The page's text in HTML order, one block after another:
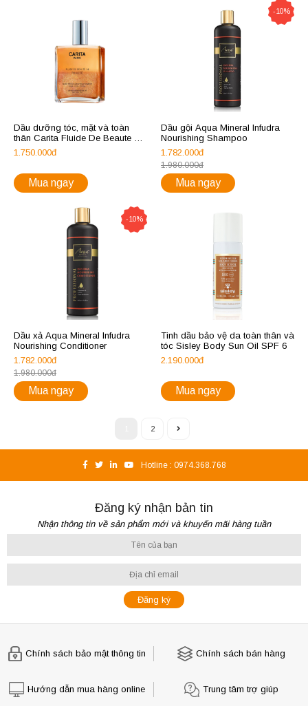
Dầu dưỡng tóc, mặt và toàn
thân Carita Fluide De Beaute 14
Paillete
1.750.000đ
Mua ngay
-10%
Dầu gội Aqua Mineral Infudra
Nourishing Shampoo
1.782.000đ
1.980.000đ
Mua ngay
-10%
Dầu xả Aqua Mineral Infudra
Nourishing Conditioner
1.782.000đ
1.980.000đ
Mua ngay
Tinh dầu bảo vệ da toàn thân và
tóc Sisley Body Sun Oil SPF 6
2.190.000đ
Mua ngay
2
Hotline : 0974.368.768
Đăng ký nhận bản tin
Nhận thông tin về sản phẩm mới và khuyến mãi hàng tuần
Chính sách bảo mật thông tin Chính sách bán hàng
Hướng dẫn mua hàng online Trung tâm trợ giúp